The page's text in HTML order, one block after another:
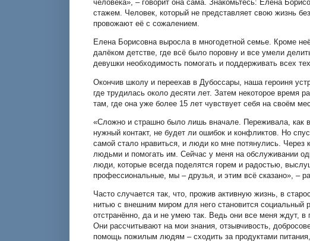
человека», – говорит она сама. Знакомьтесь: Елена
стажем. Человек, который не представляет свою жизнь
провожают её с сожалением.
Елена Борисовна выросла в многодетной семье. Кроме
далёком детстве, где всё было поровну и все умели
девушки необходимость помогать и поддерживать всех
Окончив школу и переехав в Дубоссары, наша героиня
где трудилась около десяти лет. Затем некоторое время
там, где она уже более 15 лет чувствует себя на своём
«Сложно и страшно было лишь вначале. Переживала, как
нужный контакт, не будет ли ошибок и конфликтов. Но
самой стало нравиться, и люди ко мне потянулись. Через
людьми и помогать им. Сейчас у меня на обслуживании
люди, которые всегда поделятся горем и радостью,
профессиональные, мы – друзья, и этим всё сказано», –
Часто случается так, что, прожив активную жизнь, в
нитью с внешним миром для него становится социальный
отстранённо, да и не умею так. Ведь они все меня ждут,
Они рассчитывают на мои знания, отзывчивость,
помощь пожилым людям – сходить за продуктами